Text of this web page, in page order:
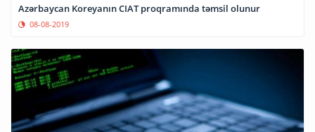
Azərbaycan Koreyanın CIAT proqramında təmsil olunur
08-08-2019